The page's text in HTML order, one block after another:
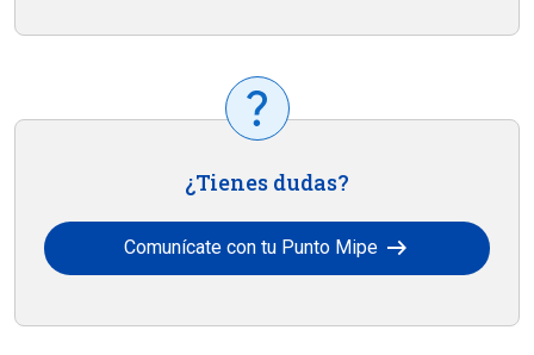
¿Tienes dudas?
Comunícate con tu Punto Mipe arrow_right_alt